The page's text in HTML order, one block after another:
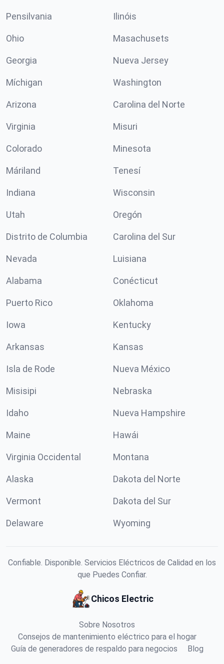
Pensilvania Ilinóis
Ohio Masachusets
Georgia Nueva Jersey
Míchigan Washington
Arizona Carolina del Norte
Virginia Misuri
Colorado Minesota
Máriland Tenesí
Indiana Wisconsin
Utah Oregón
Distrito de Columbia Carolina del Sur
Nevada Luisiana
Alabama Conécticut
Puerto Rico Oklahoma
Iowa Kentucky
Arkansas Kansas
Isla de Rode Nueva México
Misisipi Nebraska
Idaho Nueva Hampshire
Maine Hawái
Virginia Occidental Montana
Alaska Dakota del Norte
Vermont Dakota del Sur
Delaware Wyoming
Confiable. Disponible. Servicios Eléctricos de Calidad en los
que Puedes Confiar.
Chicos Electric
Sobre Nosotros
Consejos de mantenimiento eléctrico para el hogar
Guía de generadores de respaldo para negocios
Blog